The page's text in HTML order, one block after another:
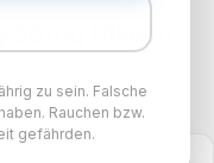
20mg Nikotin
zu sein. Falsche
Rauchen bzw.
gefährden.